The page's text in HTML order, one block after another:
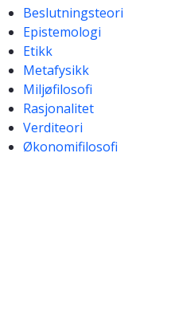
Kompetanseord
Beslutningsteori
Epistemologi
Etikk
Metafysikk
Miljøfilosofi
Rasjonalitet
Verditeori
Økonomifilosofi